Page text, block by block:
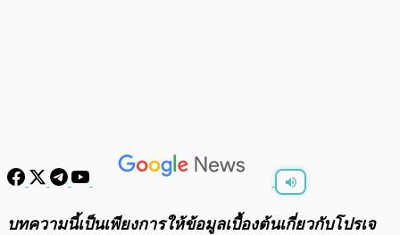
พร้อมเล่น 0:00/0:00
บทความนี้เป็นเพียงการให้ข้อมูลเบื้องต้นเกี่ยวกับโปรเจ